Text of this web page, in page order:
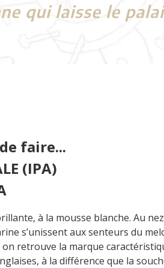
qui laisse le
faire...
(IPA)
à la mousse blanche. Au
s’unissent aux senteurs du
on retrouve la marque
à la différence que la